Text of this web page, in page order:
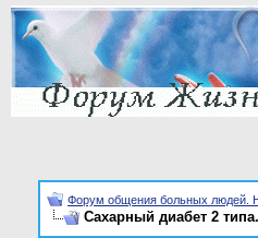
Форум общения больных людей.
Сахарный диабет 2 типа.